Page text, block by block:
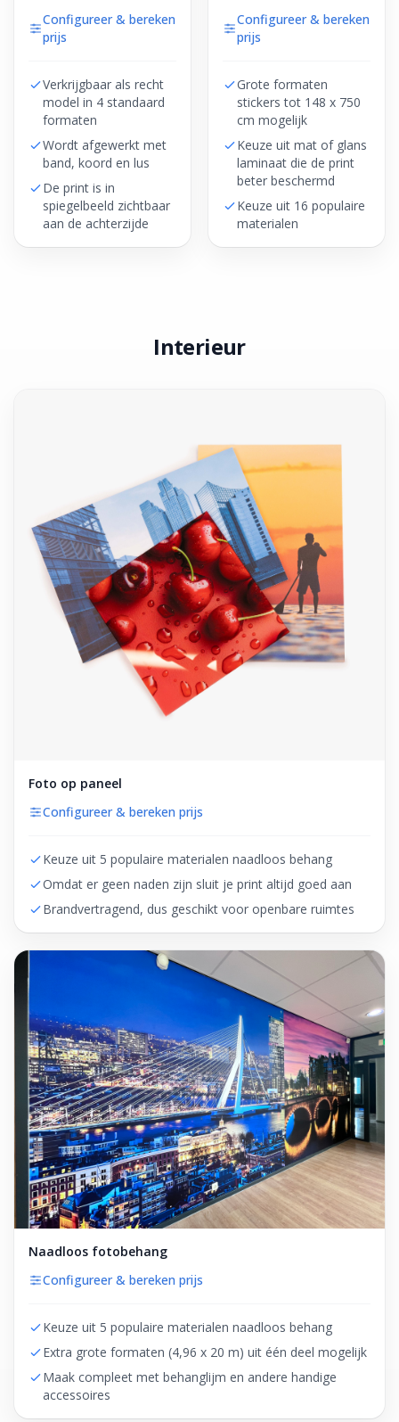
Configureer & bereken
prijs
Verkrijgbaar als recht
model in 4 standaard
formaten
Wordt afgewerkt met
band, koord en lus
De print is in
spiegelbeeld zichtbaar
aan de achterzijde
Configureer & bereken
prijs
Grote formaten
stickers tot 148 x 750
cm mogelijk
Keuze uit mat of glans
laminaat die de print
beter beschermd
Keuze uit 16 populaire
materialen
Interieur
Foto op paneel
Configureer & bereken prijs
Keuze uit 5 populaire materialen naadloos behang
Omdat er geen naden zijn sluit je print altijd goed aan
Brandvertragend, dus geschikt voor openbare ruimtes
Naadloos fotobehang
Configureer & bereken prijs
Keuze uit 5 populaire materialen naadloos behang
Extra grote formaten (4,96 x 20 m) uit één deel mogelijk
Maak compleet met behanglijm en andere handige
accessoires